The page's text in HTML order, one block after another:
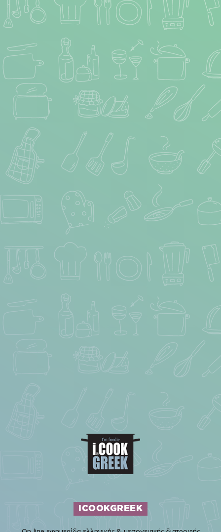
ICOOKGREEK